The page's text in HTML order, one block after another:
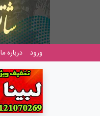
ورود درباره ما